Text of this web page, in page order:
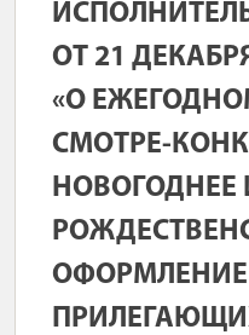
ОТ 21
«О
СМОТРЕ-
НОВОГОДНЕЕ